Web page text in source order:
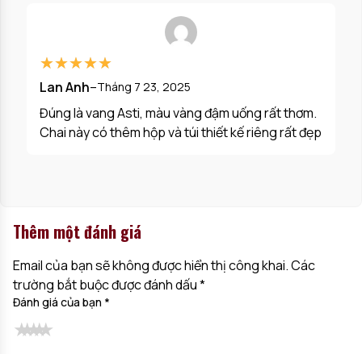
★★★★★
★★★★★
Lan Anh–Tháng 7 23, 2025
Đúng là vang Asti, màu vàng đậm uống rất thơm.
Chai này có thêm hộp và túi thiết kế riêng rất đẹp
Thêm một đánh giá
Email của bạn sẽ không được hiển thị công khai.Các
trường bắt buộc được đánh dấu*
Đánh giá của bạn *